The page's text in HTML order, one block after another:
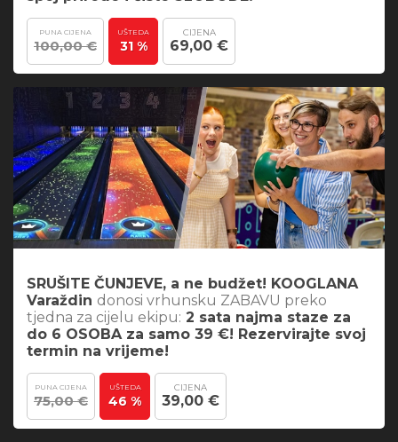
PUNA CIJENA
100,00 €
UŠTEDA
31 %
CIJENA
69,00 €
SRUŠITE ČUNJEVE, a ne budžet! KOOGLANA
Varaždin donosi vrhunsku ZABAVU preko
tjedna za cijelu ekipu: 2 sata najma staze za
do 6 OSOBA za samo 39 €! Rezervirajte svoj
termin na vrijeme!
PUNA CIJENA
75,00 €
UŠTEDA
46 %
CIJENA
39,00 €